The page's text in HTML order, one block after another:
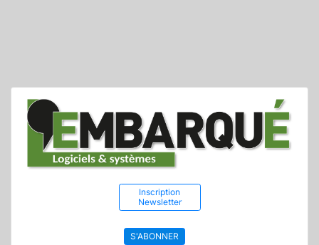
Inscription
Newsletter
S'ABONNER